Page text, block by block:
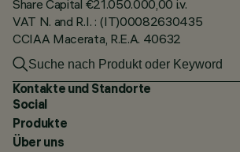
Share Capital €21.050.000,00 i.v.
VAT N. and R.I. : (IT)00082630435
CCIAA Macerata, R.E.A. 40632
Kontakte und Standorte
Social
Produkte
Über uns